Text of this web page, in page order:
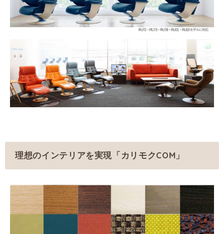
理想のインテリアを実現「カリモクCOM」